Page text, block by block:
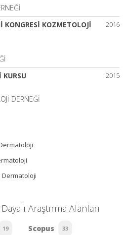
2016
KONGRESİ KOZMETOLOJİ
2015
KURSU
DERNEĞİ
Dermatoloji
Araştırma Alanları
19 Scopus 33